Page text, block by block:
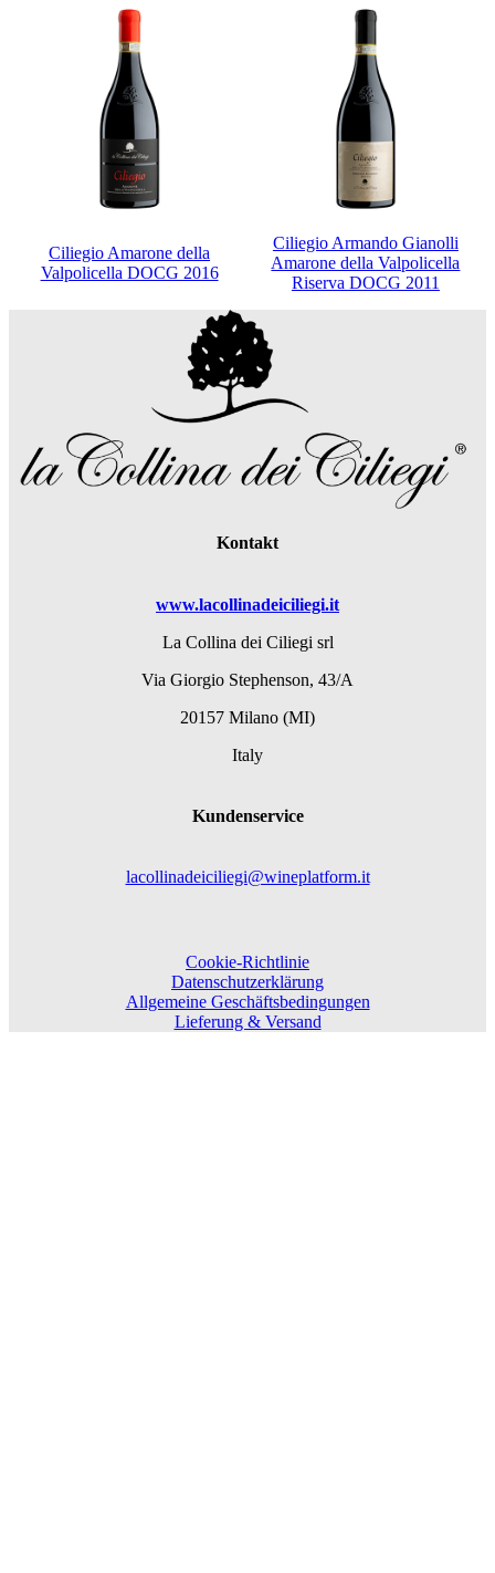
Ciliegio Amarone della
Valpolicella DOCG 2016
Ciliegio Armando Gianolli
Amarone della Valpolicella
Riserva DOCG 2011
Kontakt
www.lacollinadeiciliegi.it
La Collina dei Ciliegi srl
Via Giorgio Stephenson, 43/A
20157 Milano (MI)
Italy
Kundenservice
lacollinadeiciliegi@wineplatform.it
Cookie-Richtlinie
Datenschutzerklärung
Allgemeine Geschäftsbedingungen
Lieferung & Versand